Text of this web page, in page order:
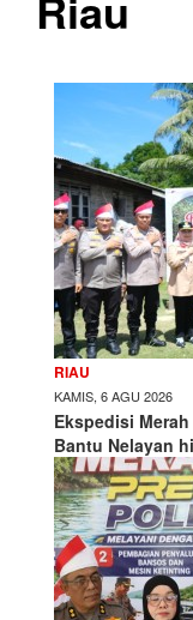
RIAU
KAMIS, 6 AGU 2026
Ekspedisi
Bantu Nelayan